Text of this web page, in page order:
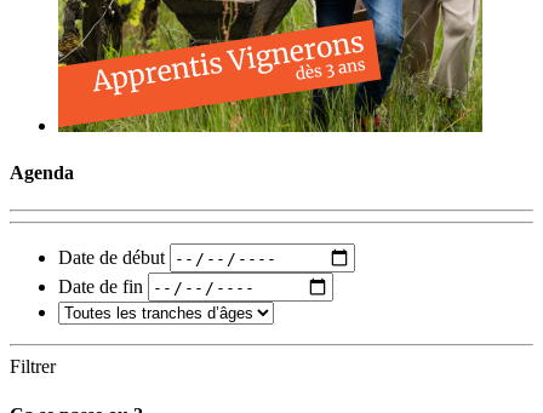
Agenda
Date de début
Date de fin
Filtrer